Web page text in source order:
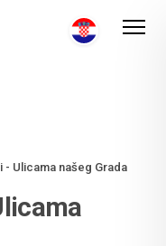
- Ulicama našeg Grada